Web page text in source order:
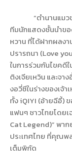
“ตำนานแม
ทีมนักแสดงชั้นนำขอ
หวาน ที่ได้ฝากผลง
ปรารถนา (Love
ในการร่วมกันไขคดี
ติงเจียเหวิน และจา
งอวี่ซีในร่างของเจ้า
ทั้งiQIYI (อ้ายฉีอี้)
แฟนๆ ชาวไทยโดยเ
Cat Legend)” พา
ประเทศไทย ที่คุณพ
เต็มพิกัด